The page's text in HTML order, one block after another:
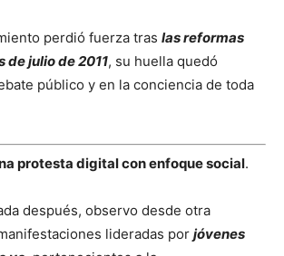
perdió fuerza tras las reformas
julio de 2011, su huella quedó
público y en la conciencia de toda
protesta digital con enfoque social.
después, observo desde otra
lideradas por jóvenes